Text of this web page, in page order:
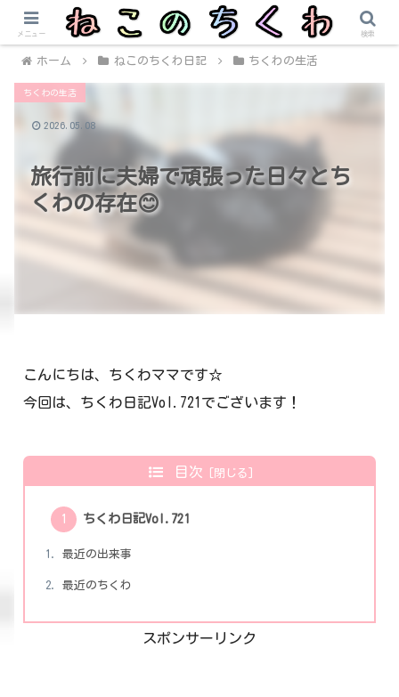
ホーム ねこのちくわ日記 ちくわの生活
旅行前に夫婦で頑張った日々とち
くわの存在😊
ちくわの生活
2026.05.08
こんにちは、ちくわママです☆
今回は、ちくわ日記Vol.721でございます！
目次
ちくわ日記Vol.721
最近の出来事
最近のちくわ
スポンサーリンク
メニュー 検索